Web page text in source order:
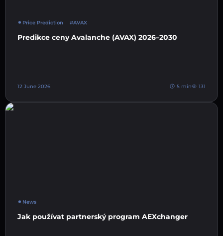
Price Prediction #AVAX
Predikce ceny Avalanche (AVAX) 2026–2030
12 June 2026 5 min 131
News
Jak používat partnerský program AEXchanger